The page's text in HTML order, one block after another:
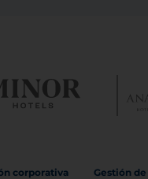
corporativa Gestión